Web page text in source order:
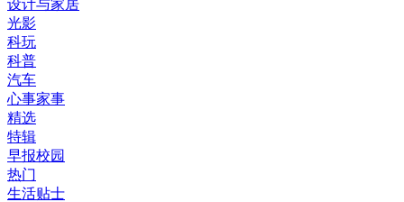
设计与家居
光影
科玩
科普
汽车
心事家事
精选
特辑
早报校园
热门
生活贴士